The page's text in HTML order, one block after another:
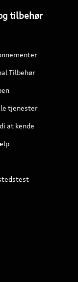
tilbehør
Tilbehør
tjenester
at kende